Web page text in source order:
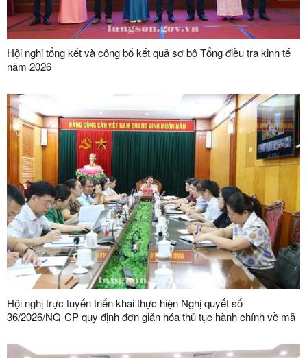
Hội nghị tổng kết và công bố kết quả sơ bộ Tổng điều tra kinh tế
năm 2026
Hội nghị trực tuyến triển khai thực hiện Nghị quyết số
36/2026/NQ-CP quy định đơn giản hóa thủ tục hành chính về mã